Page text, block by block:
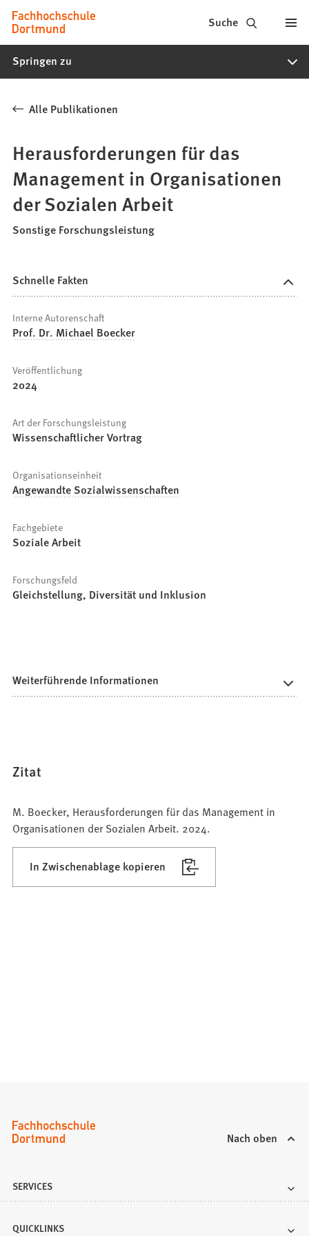
Inhalt anspringen
Fachhochschule
Dortmund
-
Studiengänge,
Bewerbung
Suche
Springen zu
Alle Publikationen
Herausforderungen für das
Management in Organisationen
der Sozialen Arbeit
Sonstige Forschungsleistung
Schnelle Fakten
Interne Autorenschaft
Prof. Dr. Michael Boecker
Veröffentlichung
2024
Art der Forschungsleistung
Wissenschaftlicher Vortrag
Organisationseinheit
Angewandte Sozialwissenschaften
Fachgebiete
Soziale Arbeit
Forschungsfeld
Gleichstellung, Diversität und Inklusion
Weiterführende Informationen
Zitat
M. Boecker, Herausforderungen für das Management in
Organisationen der Sozialen Arbeit. 2024.
In Zwischenablage kopieren
Nach oben
SERVICES
QUICKLINKS